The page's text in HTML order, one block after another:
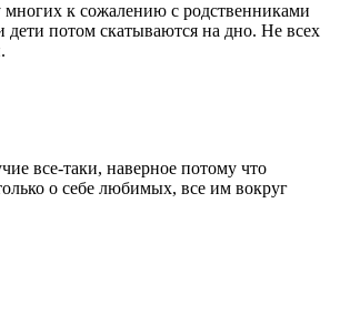
многих к сожалению с родственниками
дети потом скатываются на дно. Не всех
все-таки, наверное потому что
о себе любимых, все им вокруг